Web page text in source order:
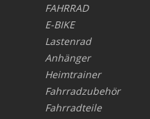
FAHRRAD
E-BIKE
Lastenrad
Anhänger
Heimtrainer
Fahrradzubehör
Fahrradteile